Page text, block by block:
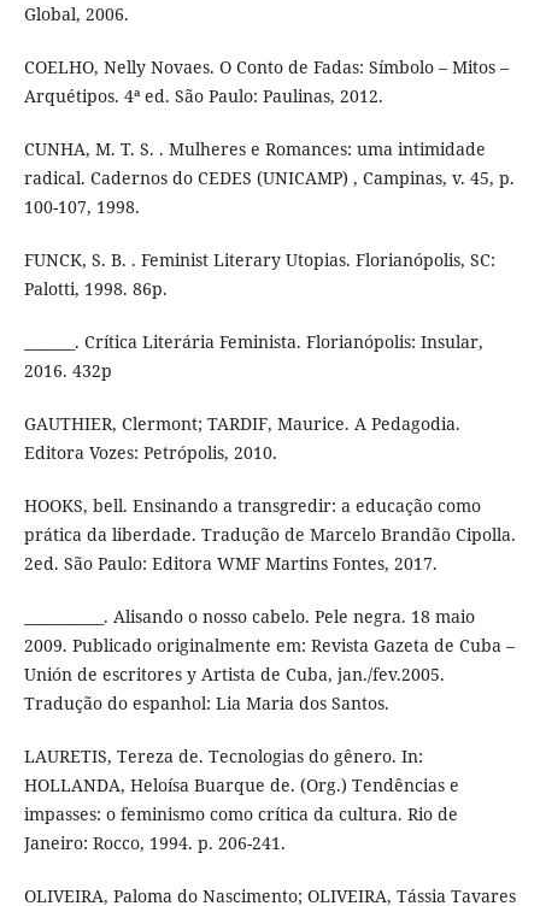
Global, 2006.
COELHO, Nelly Novaes. O Conto de Fadas: Símbolo – Mitos –
Arquétipos. 4ª ed. São Paulo: Paulinas, 2012.
CUNHA, M. T. S. . Mulheres e Romances: uma intimidade
radical. Cadernos do CEDES (UNICAMP) , Campinas, v. 45, p.
100-107, 1998.
FUNCK, S. B. . Feminist Literary Utopias. Florianópolis, SC:
Palotti, 1998. 86p.
_______. Crítica Literária Feminista. Florianópolis: Insular,
2016. 432p
GAUTHIER, Clermont; TARDIF, Maurice. A Pedagodia.
Editora Vozes: Petrópolis, 2010.
HOOKS, bell. Ensinando a transgredir: a educação como
prática da liberdade. Tradução de Marcelo Brandão Cipolla.
2ed. São Paulo: Editora WMF Martins Fontes, 2017.
___________. Alisando o nosso cabelo. Pele negra. 18 maio
2009. Publicado originalmente em: Revista Gazeta de Cuba –
Unión de escritores y Artista de Cuba, jan./fev.2005.
Tradução do espanhol: Lia Maria dos Santos.
LAURETIS, Tereza de. Tecnologias do gênero. In:
HOLLANDA, Heloísa Buarque de. (Org.) Tendências e
impasses: o feminismo como crítica da cultura. Rio de
Janeiro: Rocco, 1994. p. 206-241.
OLIVEIRA, Paloma do Nascimento; OLIVEIRA, Tássia Tavares